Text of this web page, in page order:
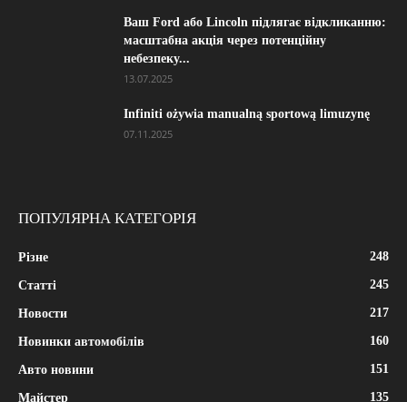
Ваш Ford або Lincoln підлягає відкликанню:
масштабна акція через потенційну
небезпеку...
13.07.2025
Infiniti ożywia manualną sportową limuzynę
07.11.2025
ПОПУЛЯРНА КАТЕГОРІЯ
Різне 248
Статті 245
Новости 217
Новинки автомобілів 160
Авто новини 151
Майстер 135